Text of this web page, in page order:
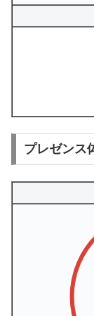
プレゼンス